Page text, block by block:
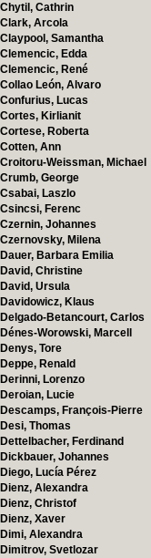
Chytil, Cathrin
Clark, Arcola
Claypool, Samantha
Clemencic, Edda
Clemencic, René
Collao León, Alvaro
Confurius, Lucas
Cortes, Kirlianit
Cortese, Roberta
Cotten, Ann
Croitoru-Weissman, Michael
Crumb, George
Csabai, Laszlo
Csincsi, Ferenc
Czernin, Johannes
Czernovsky, Milena
Dauer, Barbara Emilia
David, Christine
David, Ursula
Davidowicz, Klaus
Delgado-Betancourt, Carlos
Dénes-Worowski, Marcell
Denys, Tore
Deppe, Renald
Derinni, Lorenzo
Deroian, Lucie
Descamps, François-Pierre
Desi, Thomas
Dettelbacher, Ferdinand
Dickbauer, Johannes
Diego, Lucía Pérez
Dienz, Alexandra
Dienz, Christof
Dienz, Xaver
Dimi, Alexandra
Dimitrov, Svetlozar